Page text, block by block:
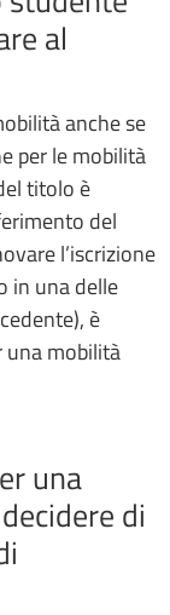
al
anche se
per le mobilità
titolo è
del
l’iscrizione
in una delle
è
una mobilità
una
di